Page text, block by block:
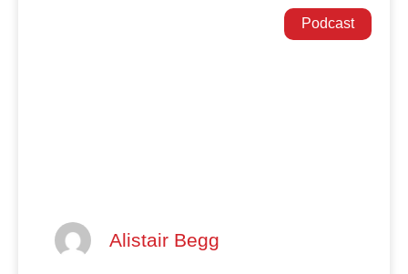
Podcast
Alistair Begg